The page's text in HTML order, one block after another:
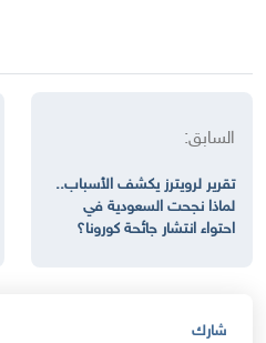
السابق:
تقرير لرويترز يكشف الأسباب..
لماذا نجحت السعودية في
احتواء انتشار جائحة كورونا؟
شارك